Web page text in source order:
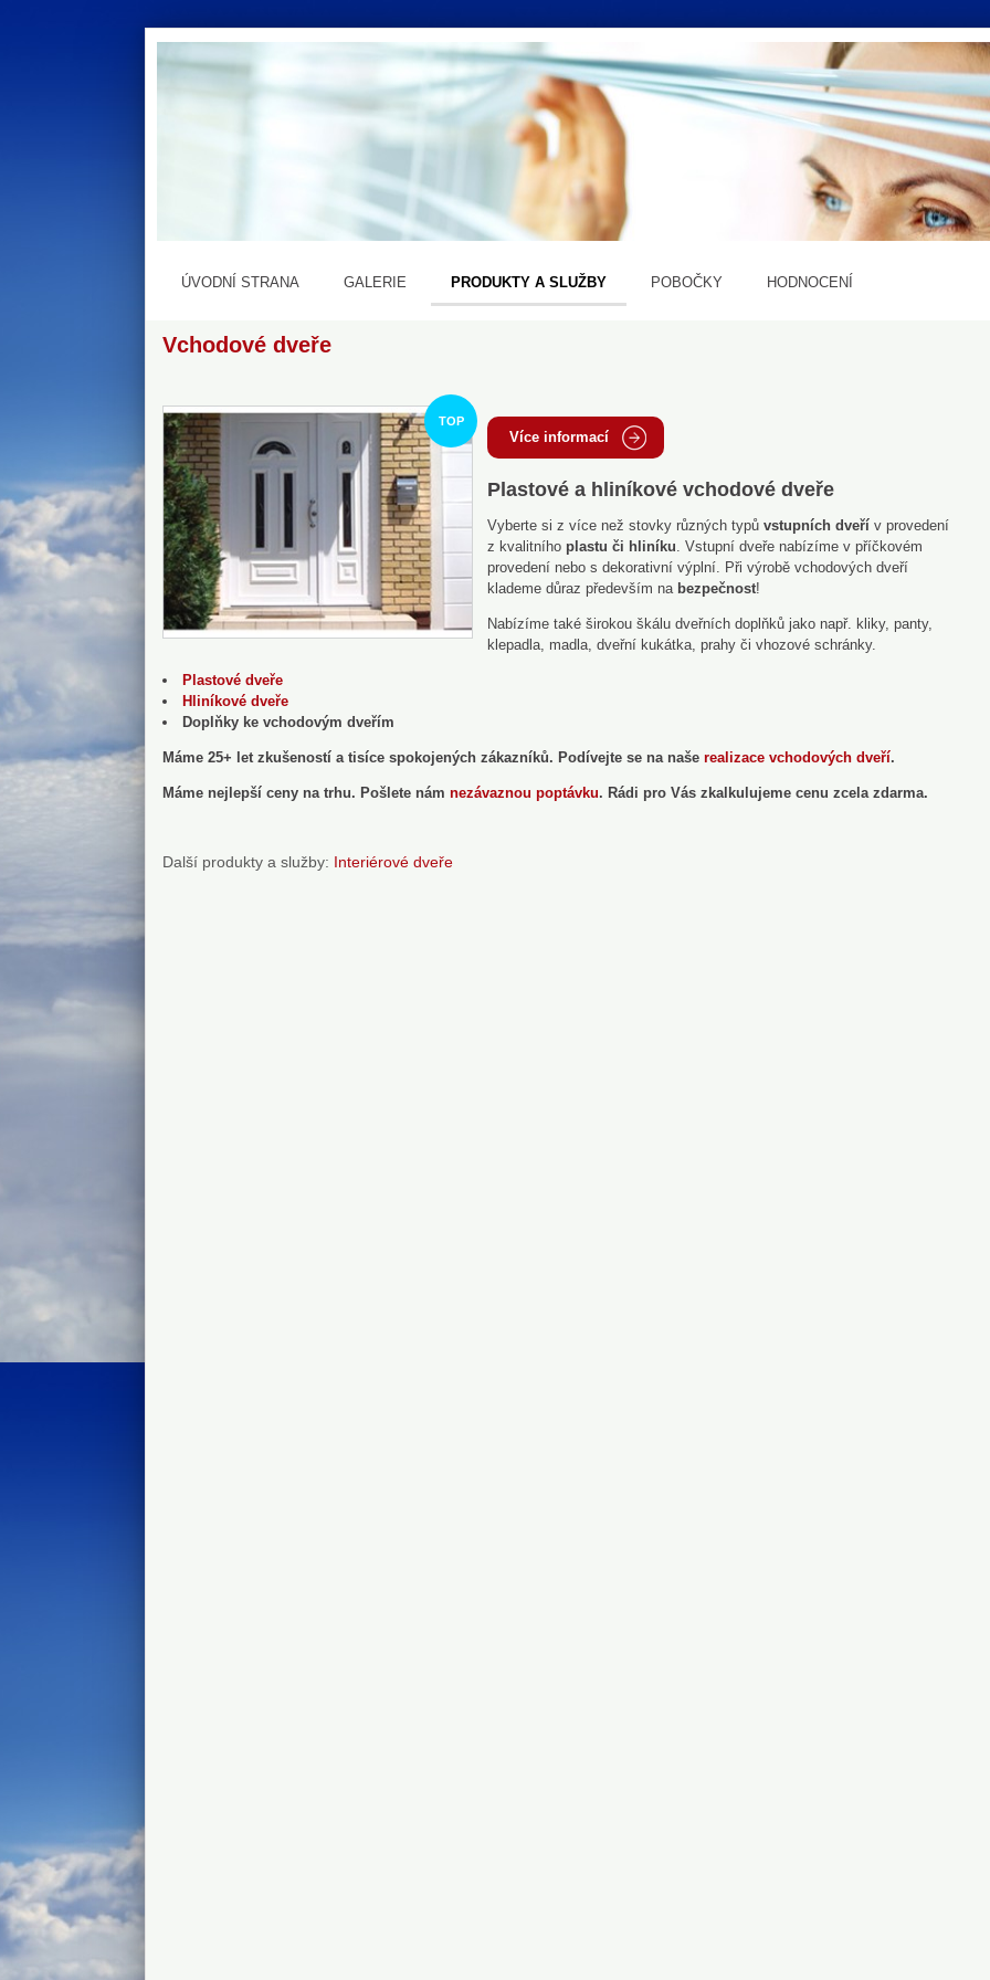
ÚVODNÍ STRANA GALERIE PRODUKTY A SLUŽBY POBOČKY HODNOCENÍ
Vchodové dveře
TOP
Více informací
Plastové a hliníkové vchodové dveře
Vyberte si z více než stovky různých typů vstupních dveří v provedení
z kvalitního plastu či hliníku . Vstupní dveře nabízíme v příčkovém
provedení nebo s dekorativní výplní. Při výrobě vchodových dveří
klademe důraz především na bezpečnost!
Nabízíme také širokou škálu dveřních doplňků jako např. kliky, panty,
klepadla, madla, dveřní kukátka, prahy či vhozové schránky.
Plastové dveře
Hliníkové dveře
Doplňky ke vchodovým dveřím
Máme 25+ let zkušeností a tisíce spokojených zákazníků. Podívejte se na naše realizace vchodových dveří.
Máme nejlepší ceny na trhu. Pošlete nám nezávaznou poptávku. Rádi pro Vás zkalkulujeme cenu zcela zdarma.
Další produkty a služby: Interiérové dveře